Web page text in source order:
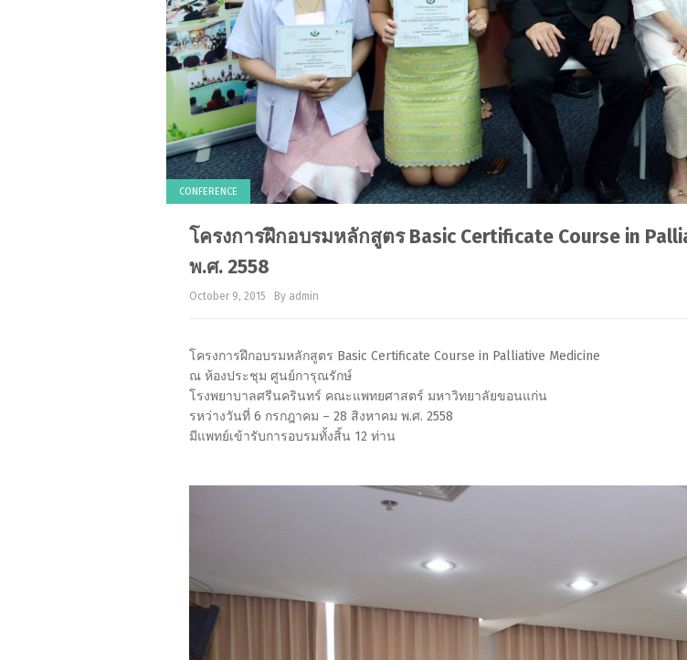
CONFERENCE
โครงการฝึกอบรมหลักสูตร Basic Certificate Course in
พ.ศ. 2558
October 9, 2015 By admin
โครงการฝึกอบรมหลักสูตร Basic Certificate Course in Palliative Medicine
ณ ห้องประชุม ศูนย์การุณรักษ์
โรงพยาบาลศรีนครินทร์ คณะแพทยศาสตร์ มหาวิทยาลัยขอนแก่น
รหว่างวันที่ 6 กรกฎาคม – 28 สิงหาคม พ.ศ. 2558
มีแพทย์เข้ารับการอบรมทั้งสิ้น 12 ท่าน